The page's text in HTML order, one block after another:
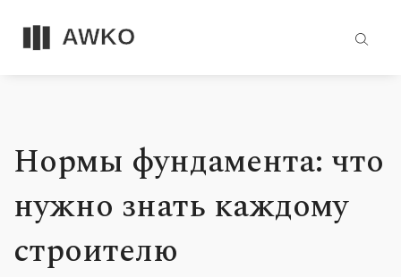
Нормы фундамента: что
нужно знать каждому
строителю